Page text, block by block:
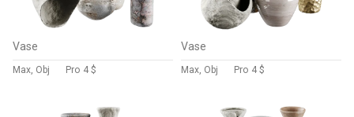
Vase
Max, Obj Pro 4 $
Vase
Max, Obj Pro 4 $